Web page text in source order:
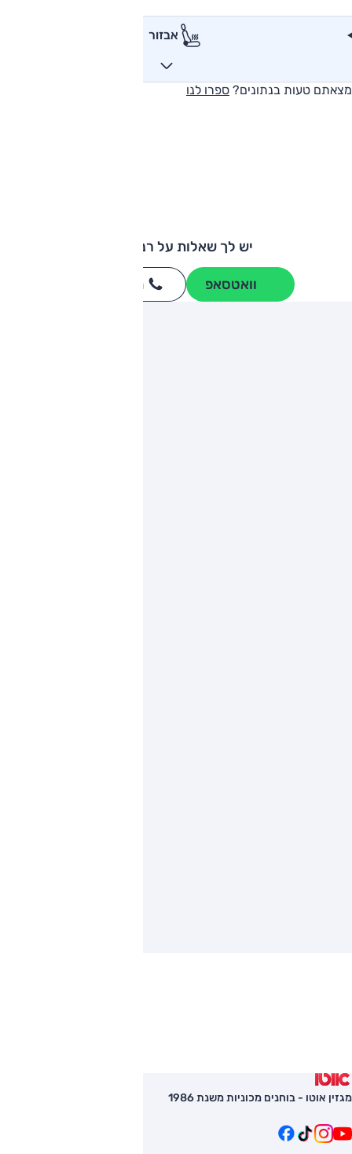
אבזור
מצאתם טעות בנתונים? ספרו לנו
יש לך שאלות על רנו קנגו?
וואטסאפ חייגו
מותגים מתחרים
מגזין אוטו - בוחנים מכוניות משנת 1986